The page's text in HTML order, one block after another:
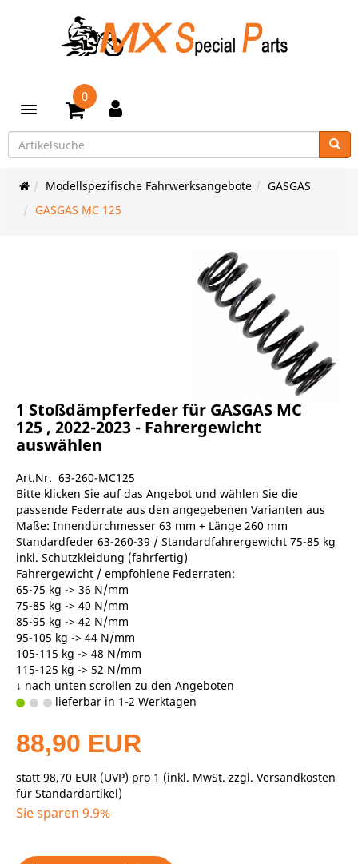
Toggle navigation
0
Modellspezifische Fahrwerksangebote
GASGAS
GASGAS MC 125
1 Stoßdämpferfeder für GASGAS MC
125 , 2022-2023 - Fahrergewicht
auswählen
Art.Nr. 63-260-MC125
Bitte klicken Sie auf das Angebot und wählen Sie die
passende Federrate aus den angegebenen Varianten aus
Maße: Innendurchmesser 63 mm + Länge 260 mm
Standardfeder 63-260-39 / Standardfahrergewicht 75-85 kg
inkl. Schutzkleidung (fahrfertig)
Fahrergewicht / empfohlene Federraten:
65-75 kg -> 36 N/mm
75-85 kg -> 40 N/mm
85-95 kg -> 42 N/mm
95-105 kg -> 44 N/mm
105-115 kg -> 48 N/mm
115-125 kg -> 52 N/mm
↓ nach unten scrollen zu den Angeboten
lieferbar in 1-2 Werktagen
88,90 EUR
statt 98,70 EUR (UVP) pro 1 (inkl. MwSt. zzgl. Versandkosten
für Standardartikel)
Sie sparen 9.9%